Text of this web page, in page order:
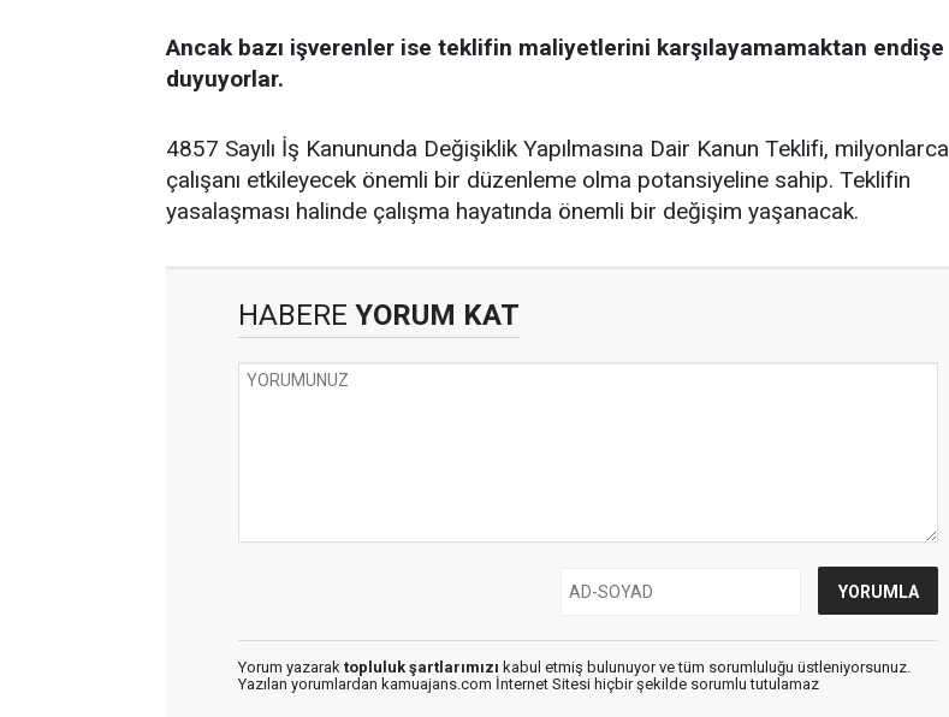
Ancak bazı işverenler ise teklifin maliyetlerini karşılayamamaktan endişe
duyuyorlar.
4857 Sayılı İş Kanununda Değişiklik Yapılmasına Dair Kanun Teklifi, milyonlarca
çalışanı etkileyecek önemli bir düzenleme olma potansiyeline sahip. Teklifin
yasalaşması halinde çalışma hayatında önemli bir değişim yaşanacak.
HABERE YORUM KAT
Yorum yazarak topluluk şartlarımızı kabul etmiş bulunuyor ve tüm sorumluluğu üstleniyorsunuz.
Yazılan yorumlardan kamuajans.com İnternet Sitesi hiçbir şekilde sorumlu tutulamaz